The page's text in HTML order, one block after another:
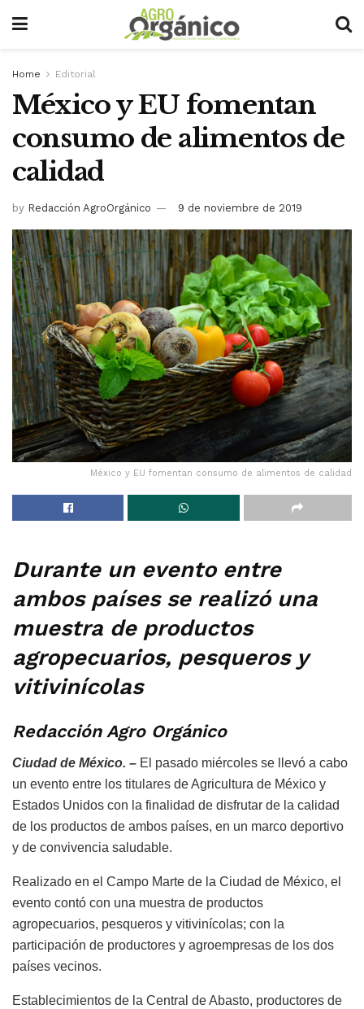
Home Editorial
México y EU fomentan
consumo de alimentos de
calidad
by Redacción AgroOrgánico 9 de noviembre de 2019
México y EU fomentan consumo de alimentos de calidad
Durante un evento entre
ambos países se realizó una
muestra de productos
agropecuarios, pesqueros y
vitivinícolas
Redacción Agro Orgánico
Ciudad de México. – El pasado miércoles se llevó a cabo
un evento entre los titulares de Agricultura de México y
Estados Unidos con la finalidad de disfrutar de la calidad
de los productos de ambos países, en un marco deportivo
y de convivencia saludable.
Realizado en el Campo Marte de la Ciudad de México, el
evento contó con una muestra de productos
agropecuarios, pesqueros y vitivinícolas; con la
participación de productores y agroempresas de los dos
países vecinos.
Establecimientos de la Central de Abasto, productores de